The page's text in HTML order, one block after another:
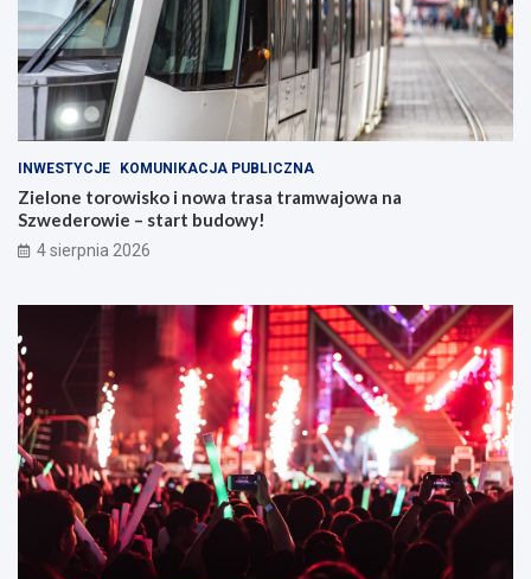
INWESTYCJE KOMUNIKACJA PUBLICZNA
Zielone torowisko i nowa trasa tramwajowa na
Szwederowie – start budowy!
4 sierpnia 2026